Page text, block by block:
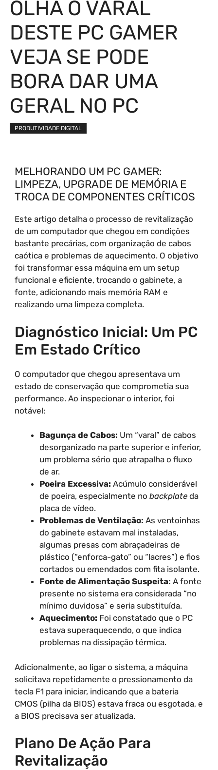
OLHA O VARAL
DESTE PC GAMER
VEJA SE PODE
BORA DAR UMA
GERAL NO PC
PRODUTIVIDADE DIGITAL
MELHORANDO UM PC GAMER:
LIMPEZA, UPGRADE DE MEMÓRIA E
TROCA DE COMPONENTES CRÍTICOS
Este artigo detalha o processo de revitalização
de um computador que chegou em condições
bastante precárias, com organização de cabos
caótica e problemas de aquecimento. O objetivo
foi transformar essa máquina em um setup
funcional e eficiente, trocando o gabinete, a
fonte, adicionando mais memória RAM e
realizando uma limpeza completa.
Diagnóstico Inicial: Um PC
Em Estado Crítico
O computador que chegou apresentava um
estado de conservação que comprometia sua
performance. Ao inspecionar o interior, foi
notável:
Bagunça de Cabos: Um “varal” de cabos
desorganizado na parte superior e inferior,
um problema sério que atrapalha o fluxo
de ar.
Poeira Excessiva: Acúmulo considerável
de poeira, especialmente no backplate da
placa de vídeo.
Problemas de Ventilação: As ventoinhas
do gabinete estavam mal instaladas,
algumas presas com abraçadeiras de
plástico (“enforca-gato” ou “lacres”) e fios
cortados ou emendados com fita isolante.
Fonte de Alimentação Suspeita: A fonte
presente no sistema era considerada “no
mínimo duvidosa” e seria substituída.
Aquecimento: Foi constatado que o PC
estava superaquecendo, o que indica
problemas na dissipação térmica.
Adicionalmente, ao ligar o sistema, a máquina
solicitava repetidamente o pressionamento da
tecla F1 para iniciar, indicando que a bateria
CMOS (pilha da BIOS) estava fraca ou esgotada, e
a BIOS precisava ser atualizada.
Plano De Ação Para
Revitalização